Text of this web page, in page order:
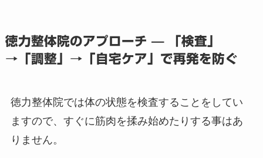
徳力整体院のアプローチ — 「検査」
→「調整」→「自宅ケア」で再発を防ぐ
徳力整体院では体の状態を検査することをしてい
ますので、すぐに筋肉を揉み始めたりする事はあ
りません。